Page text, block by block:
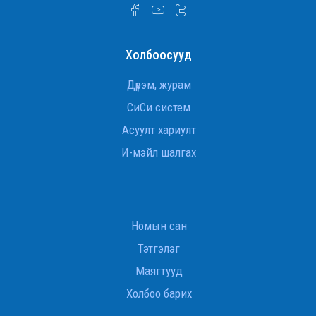
Бодлогын мэдээ - Дугаар:
БОДЛОГЫН МЭДЭЭ
Бодлогын мэдээ - Дугаар:
№09
БОДЛОГЫН МЭДЭЭ
Бодлогын мэдээ - Дугаар:
Бодлогын мэдээ - Дугаар:
№07
БОДЛОГЫН МЭДЭЭ
Бодлогын мэдээ - Дугаар:
Холбоосууд
Дүрэм, журам
СиСи систем
Асуулт хариулт
И-мэйл шалгах
Номын сан
Тэтгэлэг
Маягтууд
Холбоо барих